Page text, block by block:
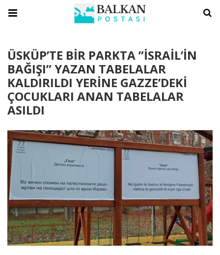
ÜSKÜP’TE BİR PARKTA ”İSRAİL’İN
BAĞIŞI” YAZAN TABELALAR
KALDIRILDI YERİNE GAZZE’DEKİ
ÇOCUKLARI ANAN TABELALAR
ASILDI